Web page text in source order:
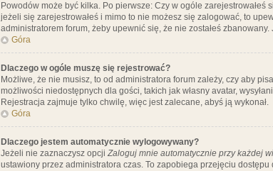
Powodów może być kilka. Po pierwsze: Czy w ogóle
jeżeli się zarejestrowałeś i mimo to nie możesz się zalogować, to
administratorem forum, żeby upewnić się, że nie zostałeś
Góra
Dlaczego w ogóle muszę się rejestrować?
Możliwe, że nie musisz, to od administratora forum zależy, czy aby
możliwości niedostępnych dla gości, takich jak własny avatar,
Rejestracja zajmuje tylko chwilę, więc jest zalecane, abyś ją wykonał.
Góra
Dlaczego jestem automatycznie wylogowywany?
Jeżeli nie zaznaczysz opcji Zaloguj mnie automatycznie przy każdej
ustawiony przez administratora czas. To zapobiega przejęciu